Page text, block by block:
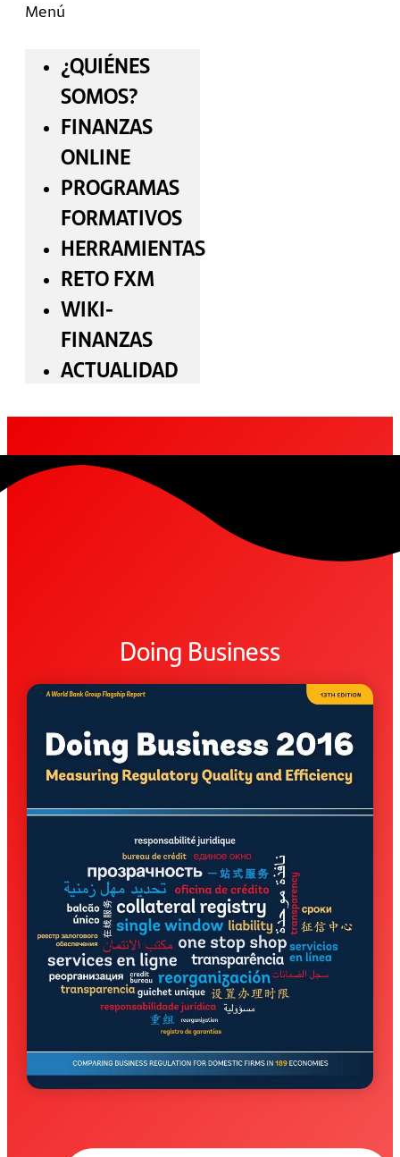
Menú
¿QUIÉNES
SOMOS?
FINANZAS
ONLINE
PROGRAMAS
FORMATIVOS
HERRAMIENTAS
RETO FXM
WIKI-
FINANZAS
ACTUALIDAD
Doing Business